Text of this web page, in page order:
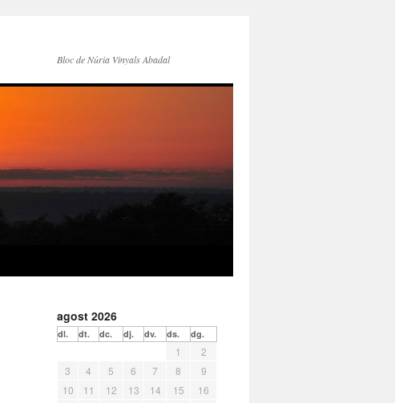
Bloc de Núria Vinyals Abadal
agost 2026
dl. dt. dc. dj. dv. ds. dg.
1
2
3
4 5 6 7 8
9
10
11 12 13 14 15
16